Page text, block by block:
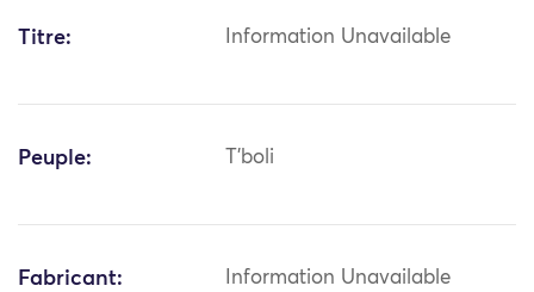
Titre: Information Unavailable
Peuple: T'boli
Fabricant: Information Unavailable